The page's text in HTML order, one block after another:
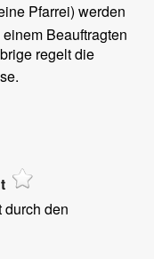
Pfarrei) werden
Beauftragten
regelt die
durch den